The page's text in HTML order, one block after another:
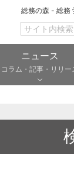
総務の森 - 総務
ニュース
コラム・記事・リリー